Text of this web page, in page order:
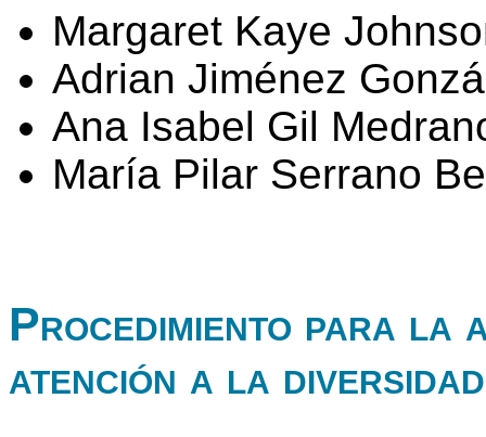
Margaret Kaye
Adrian Jiménez
Ana Isabel Gil
María Pilar Serrano
Procedimiento para la
atención a la diversidad